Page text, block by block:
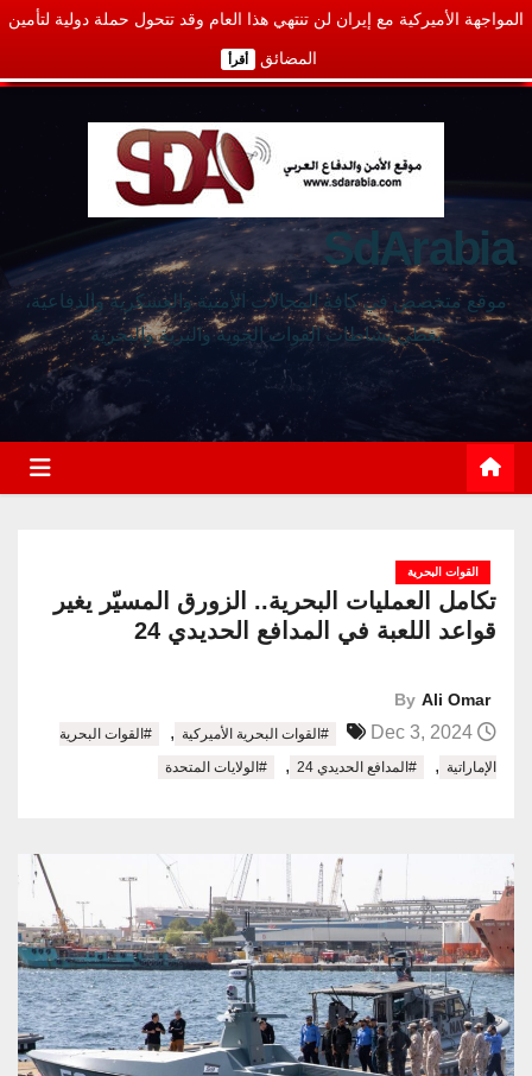
المواجهة الأميركية مع إيران لن تنتهي هذا العام وقد تتحول حملة دولية لتأمين
المضائق أقرأ
SdArabia
موقع متخصص في كافة المجالات الأمنية والعسكرية والدفاعية،
يغطي نشاطات القوات الجوية والبرية والبحرية
القوات البحرية
تكامل العمليات البحرية.. الزورق المسيّر يغير
قواعد اللعبة في المدافع الحديدي 24
By Ali Omar
#القوات البحرية الأميركية ,
#القوات البحرية
الإماراتية , #المدافع الحديدي 24 , #الولايات المتحدة